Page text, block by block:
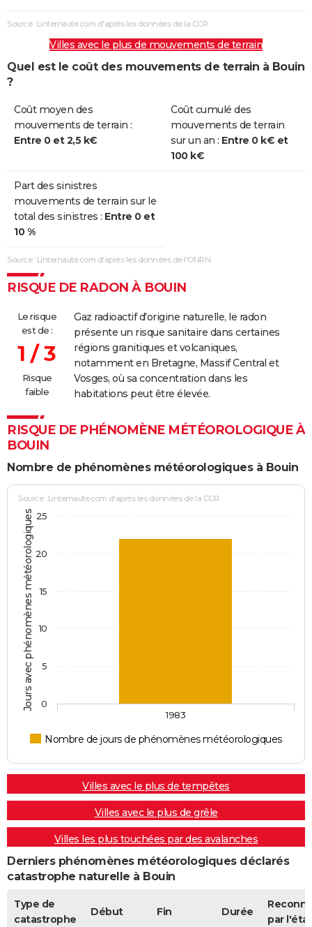
Source : Linternaute.com d'après les données de la CCR
Villes avec le plus de mouvements de terrain
Quel est le coût des mouvements de terrain à Bouin
?
Coût moyen des
mouvements de terrain :
Entre 0 et 2,5 k€
Coût cumulé des
mouvements de terrain
sur un an : Entre 0 k€ et
100 k€
Part des sinistres
mouvements de terrain sur le
total des sinistres : Entre 0 et
10 %
Source : Linternaute.com d'après les données de l'ONRN
RISQUE DE RADON À BOUIN
Le risque
est de :
1 / 3
Risque
faible
Gaz radioactif d'origine naturelle, le radon
présente un risque sanitaire dans certaines
régions granitiques et volcaniques,
notamment en Bretagne, Massif Central et
Vosges, où sa concentration dans les
habitations peut être élevée.
RISQUE DE PHÉNOMÈNE MÉTÉOROLOGIQUE À
BOUIN
Nombre de phénomènes météorologiques à Bouin
Jours avec phénomènes météorologiques
Source : Linternaute.com d'après les données de la CCR
Nombre de jours de phénomènes météorologiques
1983
0
5
10
15
20
25
Villes avec le plus de tempêtes
Villes avec le plus de grêle
Villes les plus touchées par des avalanches
Derniers phénomènes météorologiques déclarés
catastrophe naturelle à Bouin
Type de
catastrophe
Début Fin Durée
par l'état